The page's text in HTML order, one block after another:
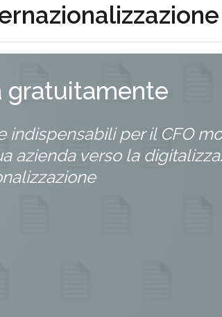
gratuitamente
indispensabili per il CFO
azienda verso la